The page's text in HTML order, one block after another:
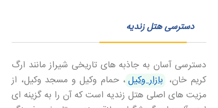
دسترسی هتل زندیه
دسترسی آسان به جاذبه های تاریخی شیراز مانند ارگ
کریم خان، بازار وکیل، حمام وکیل و مسجد وکیل، از
مزیت های اصلی هتل زندیه است که آن را به گزینه ای